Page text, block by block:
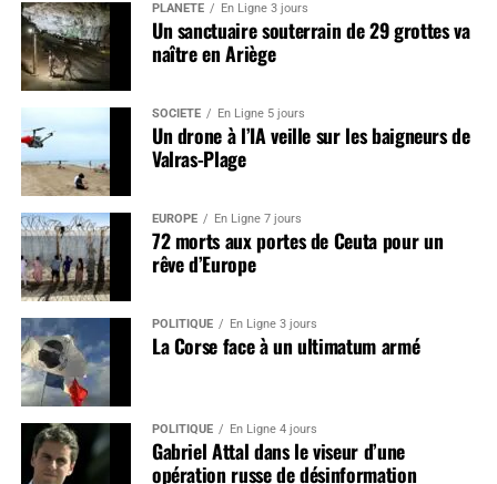
PLANÈTE En Ligne 3 jours
Un sanctuaire souterrain de 29 grottes va
naître en Ariège
SOCIÉTÉ En Ligne 5 jours
Un drone à l’IA veille sur les baigneurs de
Valras-Plage
EUROPE En Ligne 7 jours
72 morts aux portes de Ceuta pour un
rêve d’Europe
POLITIQUE En Ligne 3 jours
La Corse face à un ultimatum armé
POLITIQUE En Ligne 4 jours
Gabriel Attal dans le viseur d’une
opération russe de désinformation